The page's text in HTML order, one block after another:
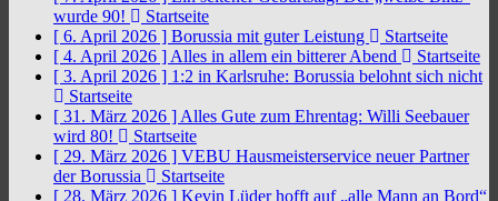
wurde 90!
Startseite
[ 6. April 2026 ] Borussia mit guter Leistung
Startseite
[ 4. April 2026 ] Alles in allem ein bitterer Abend
Startseite
[ 3. April 2026 ] 1:2 in Karlsruhe: Borussia belohnt sich nicht
Startseite
[ 31. März 2026 ] Alles Gute zum Ehrentag: Willi Seebauer
wird 80!
Startseite
[ 29. März 2026 ] VEBU Hausmeisterservice neuer Partner
der Borussia
Startseite
[ 28. März 2026 ] Kevin Lüder hofft auf „alle Mann an Bord“